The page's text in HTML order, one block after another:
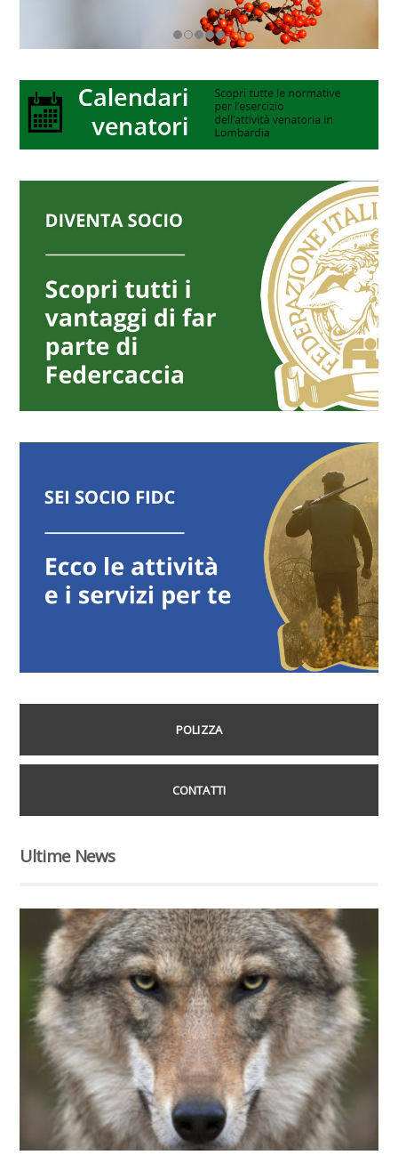
POLIZZA
CONTATTI
Ultime News
Leggi tutto l'articolo